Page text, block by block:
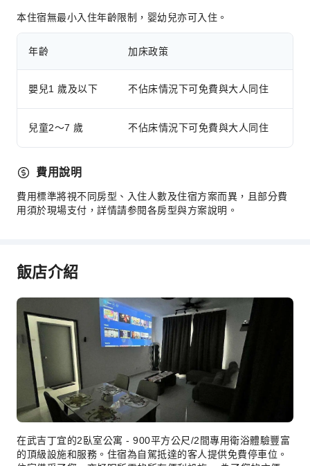
本住宿無最小入住年齡限制，婴幼兒亦可入住。
年齡 加床政策
嬰兒1 歲及以下 不佔床情況下可免費與大人同住
兒童2～7 歲 不佔床情況下可免費與大人同住
費用說明
費用標準將視不同房型、入住人數及住宿方案而異，且部分費
用須於現場支付，詳情請参閱各房型與方案說明。
飯店介紹
在武吉丁宜的2臥室公寓 - 900平方公尺/2間專用衛浴體驗豐富
的頂級設施和服務。住宿為自駕抵達的客人提供免費停車位。